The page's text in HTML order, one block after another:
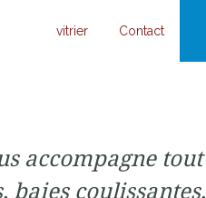
vitrier Contact
accompagne tout
baies coulissantes,